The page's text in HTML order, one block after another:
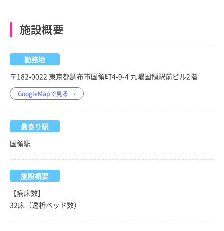
施設概要
勤務地
〒182-0022 東京都調布市国領町4-9-4 九曜国領駅前ビル2階
GoogleMapで見る
最寄り駅
国領駅
施設概要
【病床数】
32床（透析ベッド数）